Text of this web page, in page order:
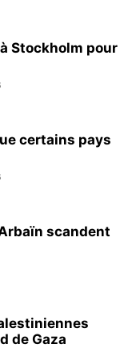
Stockholm pour
certains pays
scandent
de Gaza